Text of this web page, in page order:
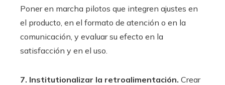
Poner en marcha pilotos que integren ajustes en
el producto, en el formato de atención o en la
comunicación, y evaluar su efecto en la
satisfacción y en el uso.
7. Institutionalizar la retroalimentación. Crear